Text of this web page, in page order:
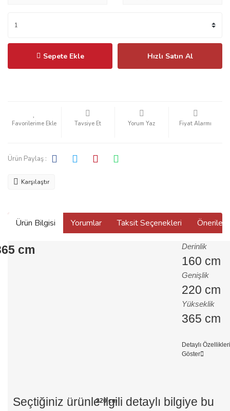
Sepete Ekle Hızlı Satın Al
Tavsiye Et Yorum Yaz Fiyat Alarmı
Ürün Paylaş :
Karşılaştır
Ürün Bilgisi Yorumlar Taksit Seçenekleri
cm
220 cm
Derinlik
160 cm
Genişlik
220 cm
Yükseklik
365 cm
Detaylı Özellikleri
Göster
Seçtiğiniz ürünle ilgili detaylı bilgiye bu